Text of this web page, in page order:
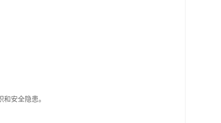
安全隐患。